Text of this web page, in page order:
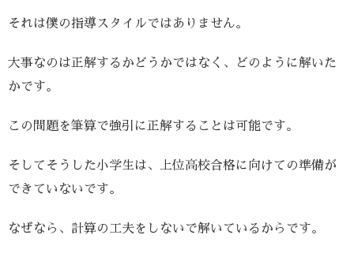
それは僕の指導スタイルではありません。
大事なのは正解するかどうかではなく、どのように解いた
かです。
この問題を筆算で強引に正解することは可能です。
そしてそうした小学生は、上位高校合格に向けての準備が
できていないです。
なぜなら、計算の工夫をしないで解いているからです。